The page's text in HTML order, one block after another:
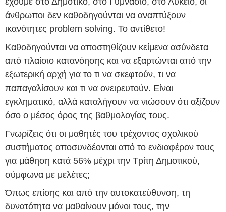
άνθρωποι δεν καθοδηγούνται να αναπτύξουν
ικανότητες problem solving. Το αντίθετο!
Καθοδηγούνται να αποστηθίζουν κείμενα ασύνδετα
από πλαίσιο κατανόησης και να εξαρτώνται από την
εξωτερική αρχή για το τι να σκεφτούν, τι να
παπαγαλίσουν και τι να ονειρευτούν. Είναι
εγκληματικό, αλλά καταλήγουν να νιώσουν ότι αξίζουν
όσο ο μέσος όρος της βαθμολογίας τους.
Γνωρίζεις ότι οι μαθητές του τρέχοντος σχολικού
συστήματος αποσυνδέονται από το ενδιαφέρον τους
για μάθηση κατά 56% μέχρι την Τρίτη Δημοτικού,
σύμφωνα με μελέτες;
Όπως επίσης και από την αυτοκατεύθυνση, τη
δυνατότητα να μαθαίνουν μόνοι τους, την